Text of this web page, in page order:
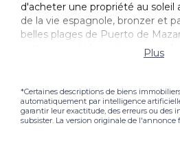
d'acheter une propriété au
de la vie espagnole, bronzer et
belles plages de Puerto de
cette propriété serait une grande
Investissement que
Les plages de Mazarrón sont
la qualité des plages suivantes:
de Bolnuevo, plage de Castellar,
Plus
*Certaines descriptions de biens
automatiquement par intelligence
garantir leur exactitude, des erreurs ou des
subsister. La version originale de l'annonce